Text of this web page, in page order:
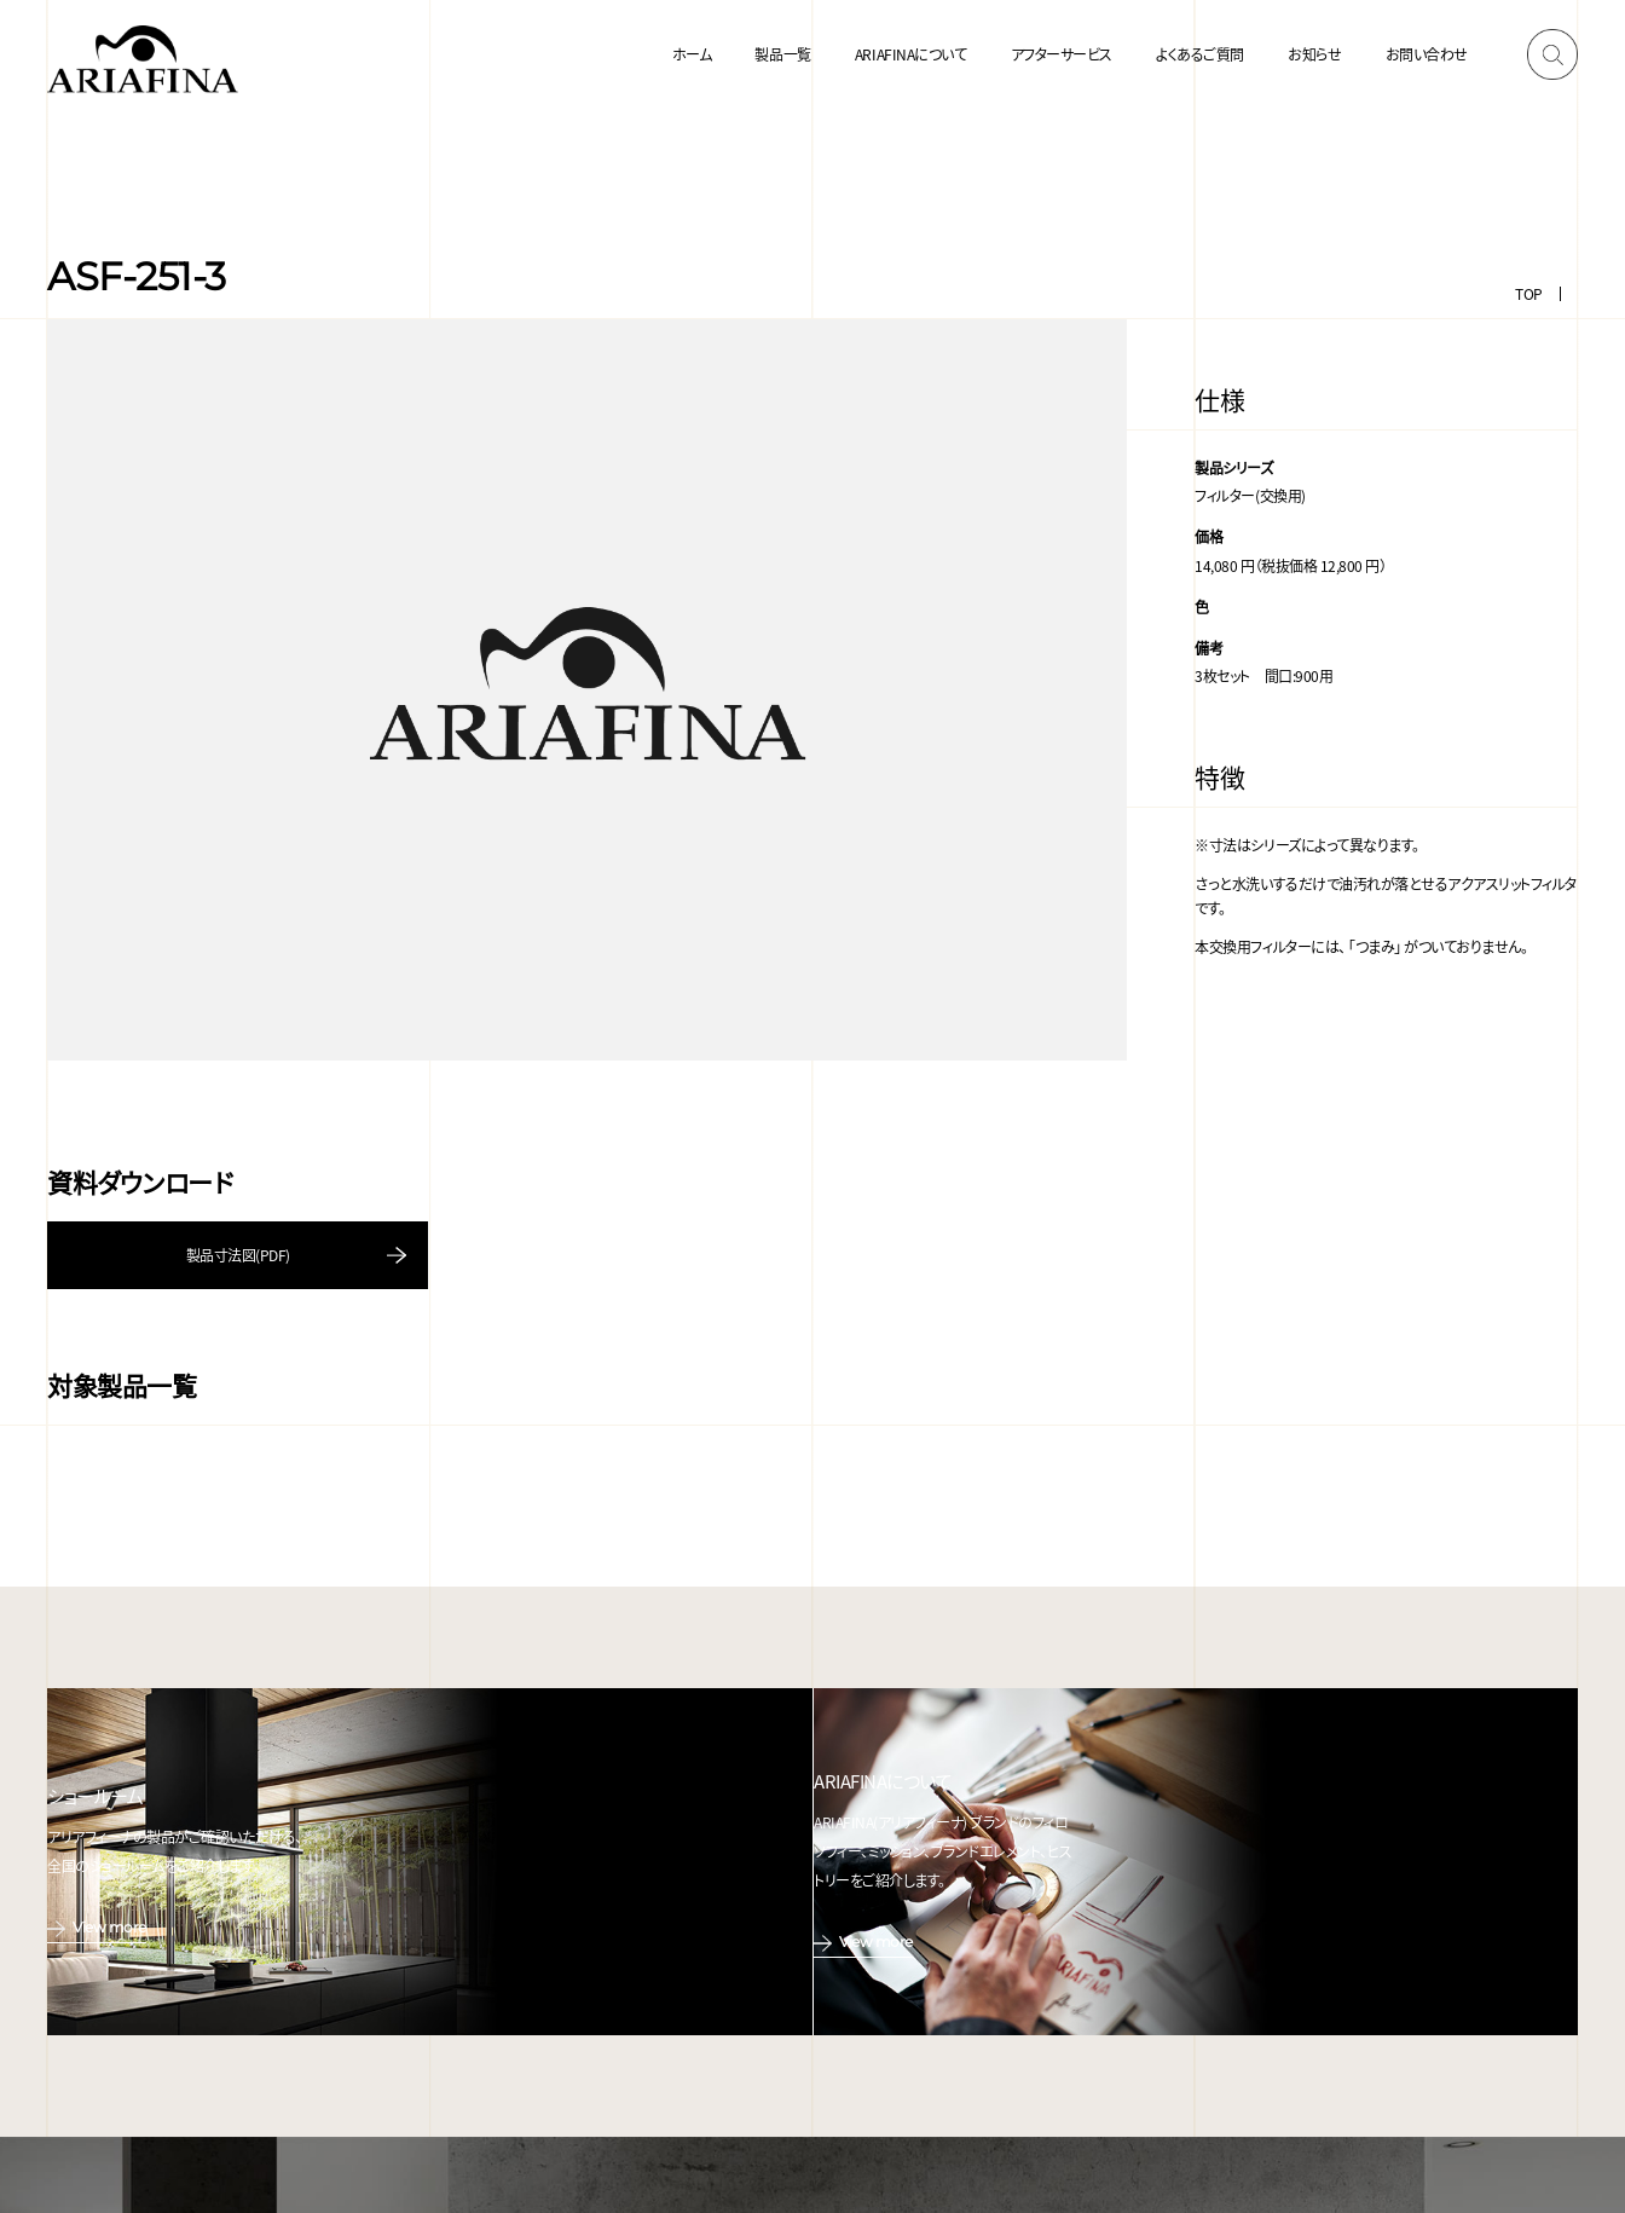
ホーム 製品一覧 ARIAFINAについて アフターサービス よくあるご質問 お知らせ お問い合わせ
ASF-251-3 TOP
仕様
製品シリーズ
フィルター(交換用)
価格
14,080 円（税抜価格 12,800 円）
色
備考
3枚セット 間口:900用
特徴
※寸法はシリーズによって異なります。
さっと水洗いするだけで油汚れが落とせるアクアスリットフィルタ
です。
本交換用フィルターには、 「つまみ」 がついておりません。
資料ダウンロード
製品寸法図(PDF)
対象製品一覧
ショールーム
アリアフィーナの製品がご確認いただける、
全国のショールームをご紹介します。
View more
ARIAFINAについて
ARIAFINA(アリアフィーナ) ブランドのフィロ
ソフィー、ミッション、ブランドエレメント、ヒス
トリーをご紹介します。
View more